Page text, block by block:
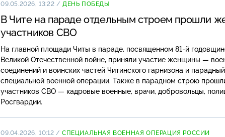
09.05.2026, 13:22 / ДЕНЬ ПОБЕДЫ
В Чите на параде отдельным строем прошли
участников СВО
На главной площади Читы в параде, посвященном 81-й
Великой Отечественной войне, приняли участие женщины —
соединений и воинских частей Читинского гарнизона и
специальной военной операции. Также в парадном строю
участников СВО — кадровые военные, врачи, добровольцы,
Росгвардии.
09.04.2026, 10:12 /СПЕЦИАЛЬНАЯ ВОЕННАЯ ОПЕРАЦИЯ РОССИИ